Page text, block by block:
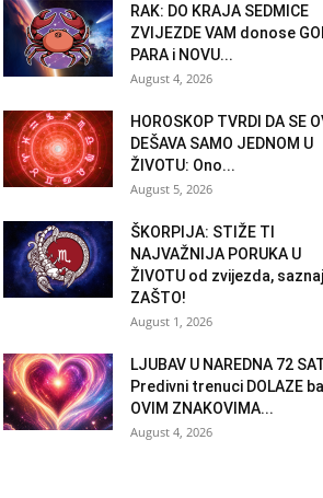
RAK: DO KRAJA SEDMICE
ZVIJEZDE VAM donose
PARA i NOVU...
August 4, 2026
HOROSKOP TVRDI DA SE
DEŠAVA SAMO JEDNOM U
ŽIVOTU: Ono...
August 5, 2026
ŠKORPIJA: STIŽE TI
NAJVAŽNIJA PORUKA U
ŽIVOTU od zvijezda, saznaj
ZAŠTO!
August 1, 2026
LJUBAV U NAREDNA 72
Predivni trenuci DOLAZE
OVIM ZNAKOVIMA...
August 4, 2026